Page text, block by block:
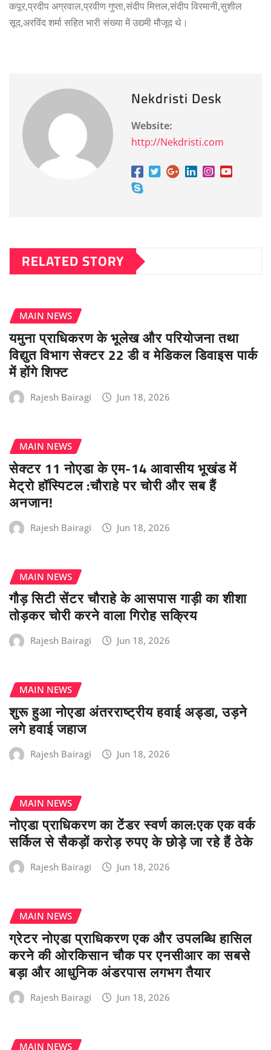
कपूर,प्रदीप अग्रवाल,प्रवीण गुप्ता,संदीप मित्तल,संदीप विरमानी,सुशील
सूद,अरविंद शर्मा सहित भारी संख्या में उद्यमी मौजूद थे।
Nekdristi Desk
Website:
http://Nekdristi.com
RELATED STORY
MAIN NEWS
यमुना प्राधिकरण के भूलेख और परियोजना तथा
विद्युत विभाग सेक्टर 22 डी व मेडिकल डिवाइस पार्क
में होंगे शिफ्ट
Rajesh Bairagi Jun 18, 2026
MAIN NEWS
सेक्टर 11 नोएडा के एम-14 आवासीय भूखंड में
मेट्रो हॉस्पिटल :चौराहे पर चोरी और सब हैं
अनजान!
Rajesh Bairagi Jun 18, 2026
MAIN NEWS
गौड़ सिटी सेंटर चौराहे के आसपास गाड़ी का शीशा
तोड़कर चोरी करने वाला गिरोह सक्रिय
Rajesh Bairagi Jun 18, 2026
MAIN NEWS
शुरू हुआ नोएडा अंतरराष्ट्रीय हवाई अड्डा, उड़ने
लगे हवाई जहाज
Rajesh Bairagi Jun 18, 2026
MAIN NEWS
नोएडा प्राधिकरण का टेंडर स्वर्ण काल:एक एक वर्क
सर्किल से सैकड़ों करोड़ रुपए के छोड़े जा रहे हैं ठेके
Rajesh Bairagi Jun 18, 2026
MAIN NEWS
ग्रेटर नोएडा प्राधिकरण एक और उपलब्धि हासिल
करने की ओरकिसान चौक पर एनसीआर का सबसे
बड़ा और आधुनिक अंडरपास लगभग तैयार
Rajesh Bairagi Jun 18, 2026
MAIN NEWS